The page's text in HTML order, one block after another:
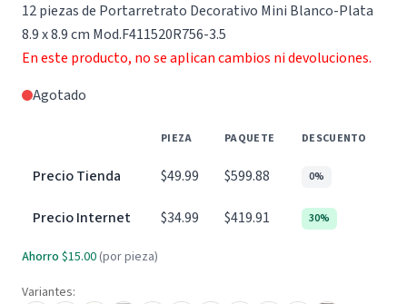
12 piezas de Portarretrato Decorativo Mini Blanco-Plata
8.9 x 8.9 cm Mod.F411520R756-3.5
En este producto, no se aplican cambios ni devoluciones.
Agotado
PIEZA PAQUETE DESCUENTO
Precio Tienda $49.99 $599.88 0%
Precio Internet $34.99 $419.91 30%
Ahorro $15.00 (por pieza)
Variantes: